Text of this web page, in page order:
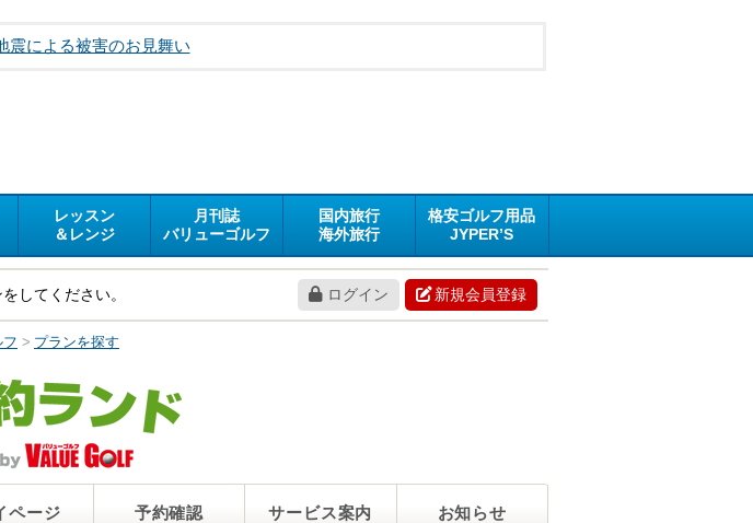
震による被害のお見舞い
レッスン
＆レンジ
月刊誌
バリューゴルフ
国内旅行
海外旅行
格安ゴルフ用品
JYPER’S
してください。 ログイン 新規会員登録
> プランを探す
ページ 予約確認 サービス案内 お知らせ